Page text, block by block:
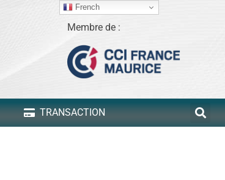
Membre de :
TRANSACTION
French